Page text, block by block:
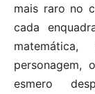
mais raro no
cada
personagem,
esmero